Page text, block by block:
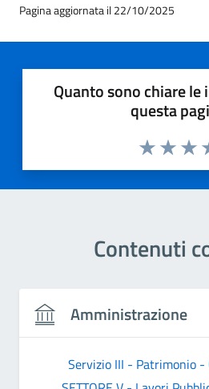
Pagina aggiornata il 22/10/2025
Quanto sono chiare
questa
Valuta 2
Valuta 1
Contenuti
Amministrazione
Servizio III - Patrimonio -